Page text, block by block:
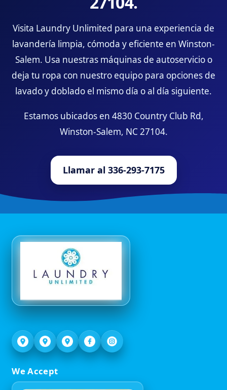
Visita Laundry Unlimited para una experiencia de
lavandería limpia, cómoda y eficiente en Winston-
Salem. Usa nuestras máquinas de autoservicio o
deja tu ropa con nuestro equipo para opciones de
lavado y doblado el mismo día o al día siguiente.
Estamos ubicados en 4830 Country Club Rd,
Winston-Salem, NC 27104.
Llamar al 336-293-7175
We Accept